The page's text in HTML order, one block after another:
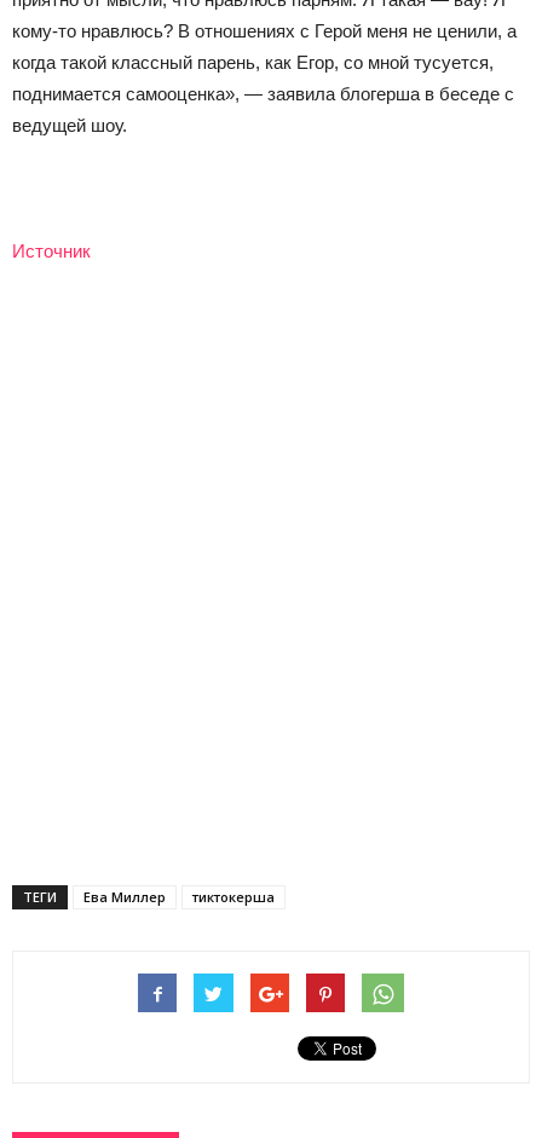
кому-то нравлюсь? В отношениях с Герой меня не ценили, а
когда такой классный парень, как Егор, со мной тусуется,
поднимается самооценка», — заявила блогерша в беседе с
ведущей шоу.
Источник
ТЕГИ Ева Миллер тиктокерша